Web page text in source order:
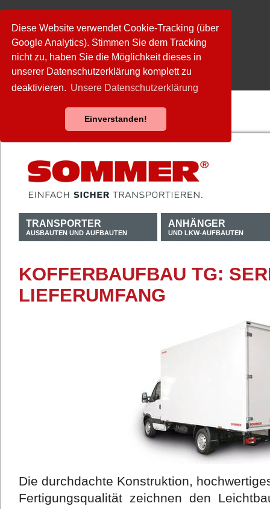
Diese Website verwendet Cookie-Tracking (über
Google Analytics). Stimmen Sie dem Tracking
nicht zu, haben Sie die Möglichkeit dieses in
unserer Datenschutzerklärung komplett zu
deaktivieren. Unsere Datenschutzerklärung
Einverstanden!
TRANSPORTER
AUSBAUTEN UND AUFBAUTEN
ANHÄNGER
UND LKW-AUFBAUTEN
KOFFERBAUFBAU TG:
IEFERUMFANG
Die durchdachte Konstruktion,
Fertigungsqualität zeichnen den